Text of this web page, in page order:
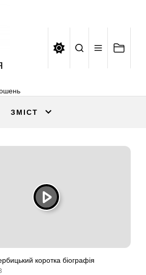
ЗМІСТ
коротка біографія